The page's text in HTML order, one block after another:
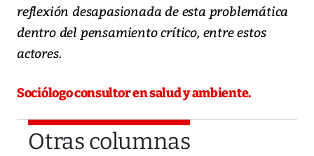
reflexión desapasionada de esta problemática
dentro del pensamiento crítico, entre estos
actores.
Sociólogo consultor en salud y ambiente.
Otras columnas